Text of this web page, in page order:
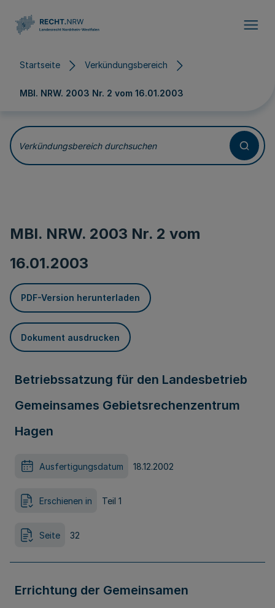
Startseite Verkündungsbereich
MBl. NRW. 2003 Nr. 2 vom 16.01.2003
Verkündungsbereich durchsuchen
MBl. NRW. 2003 Nr. 2 vom
16.01.2003
PDF-Version herunterladen
Dokument ausdrucken
Betriebssatzung für den Landesbetrieb
Gemeinsames Gebietsrechenzentrum
Hagen
Ausfertigungsdatum 18.12.2002
Erschienen in Teil 1
Seite 32
Errichtung der Gemeinsamen